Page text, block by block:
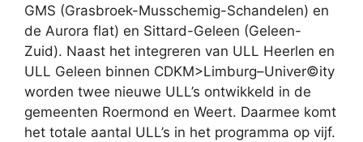
GMS (Grasbroek-Musschemig-Schandelen) en
de Aurora flat) en Sittard-Geleen (Geleen-
Zuid). Naast het integreren van ULL Heerlen en
ULL Geleen binnen CDKM>Limburg–Univer©ity
worden twee nieuwe ULL’s ontwikkeld in de
gemeenten Roermond en Weert. Daarmee komt
het totale aantal ULL’s in het programma op vijf.